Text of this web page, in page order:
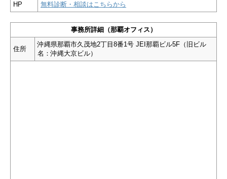
HP
無料診断・相談はこちらから
事務所詳細（那覇オフィス）
住所
沖縄県那覇市久茂地2丁目8番1号 JEI那覇ビル5F（旧ビル
名：沖縄大京ビル）